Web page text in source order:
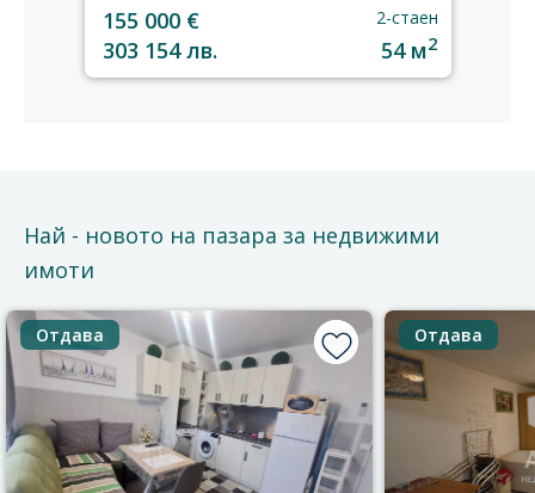
155 000 €
303 154 лв.
2-стаен
54 м2
Най - новото на пазара за недвижими
имоти
Отдава Отдава